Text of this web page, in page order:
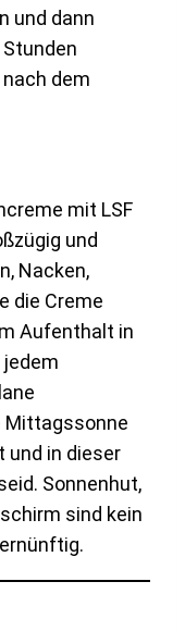
und dann
dem
mit LSF
und
Nacken,
die Creme
Aufenthalt in
jedem
Mittagssonne
und in dieser
Sonnenhut,
sind kein